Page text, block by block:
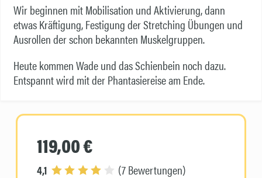
Wir beginnen mit Mobilisation und Aktivierung, dann
etwas Kräftigung, Festigung der Stretching Übungen und
Ausrollen der schon bekannten Muskelgruppen.
Heute kommen Wade und das Schienbein noch dazu.
Entspannt wird mit der Phantasiereise am Ende.
119,00 €
4,1
(7 Bewertungen)